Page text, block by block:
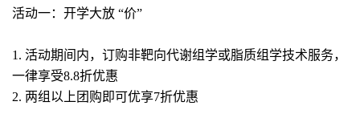
活动一：开学大放 “价”
1. 活动期间内，订购非靶向代谢组学或脂质组学技术服务，
一律享受8.8折优惠
2. 两组以上团购即可优享7折优惠